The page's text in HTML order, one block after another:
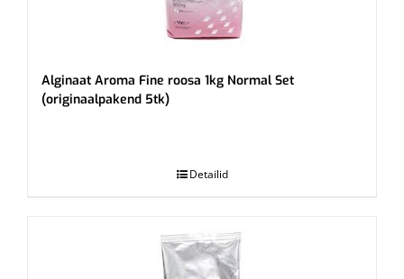
Alginaat Aroma Fine roosa 1kg Normal Set
(originaalpakend 5tk)
Detailid